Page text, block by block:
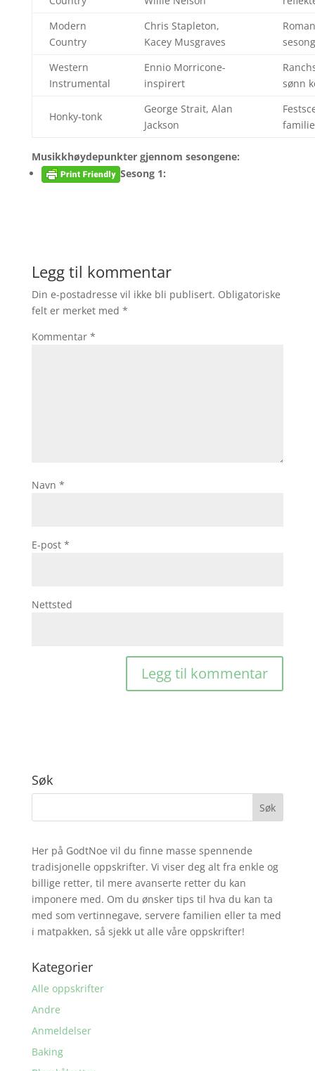
Modern
Country
Chris Stapleton,
Kacey Musgraves
Western
Instrumental
Ennio Morricone-
inspirert
sønn
Honky-tonk
George Strait, Alan
Jackson
Musikkhøydepunkter gjennom sesongene:
Sesong 1:
Legg til kommentar
Din e-postadresse vil ikke bli publisert. Obligatoriske
felt er merket med *
Kommentar *
Navn *
E-post *
Nettsted
Søk
Her på GodtNoe vil du finne masse spennende
tradisjonelle oppskrifter. Vi viser deg alt fra enkle og
billige retter, til mere avanserte retter du kan
imponere med. Om du ønsker tips til hva du kan ta
med som vertinnegave, servere familien eller ta med
i matpakken, så sjekk ut alle våre oppskrifter!
Kategorier
Alle oppskrifter
Andre
Anmeldelser
Baking